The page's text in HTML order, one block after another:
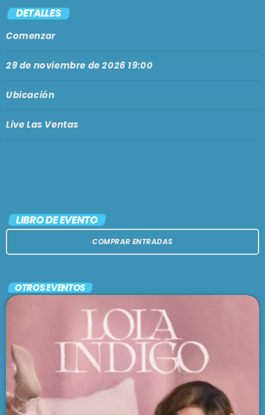
BARCELONA
MALLORCA
PODCASTS
TIENDA
EN VIVO AHORA!
BRUNCH
1:00 pm - 3:00 pm
SE VIENE . . .
LARGA DISTANCIA
DETALLES
Comenzar
29 de noviembre de 2026 19:00
Ubicación
Live Las Ventas
LIBRO DE EVENTO
COMPRAR ENTRADAS
OTROS EVENTOS